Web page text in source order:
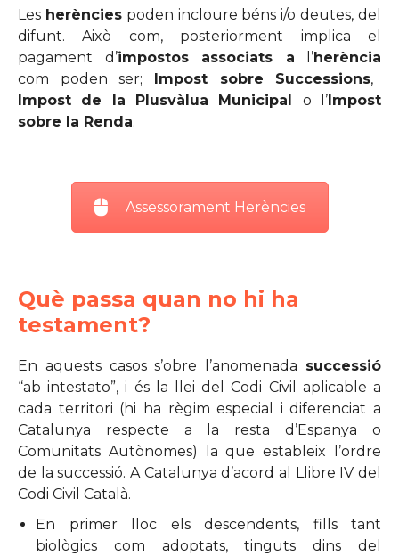
Les herènciespoden incloure béns i/o deutes, del
difunt. Això com, posteriorment implica el
pagament d’impostos associats a l’herència
com poden ser; Impost sobre Successions,
Impost de la Plusvàlua Municipal o l’Impost
sobre la Renda.
Assessorament Herències
Què passa quan no hi ha
testament?
En aquests casos s’obre l’anomenada successió
“ab intestato”, i és la llei del Codi Civil aplicable a
cada territori (hi ha règim especial i diferenciat a
Catalunya respecte a la resta d’Espanya o
Comunitats Autònomes) la que estableix l’ordre
de la successió. A Catalunya d’acord al Llibre IV del
Codi Civil Català.
En primer lloc els descendents, fills tant
biològics com adoptats, tinguts dins del